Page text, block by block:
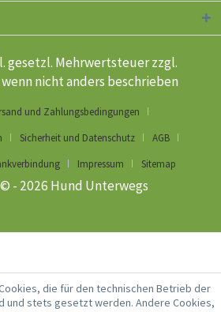
gesetzl. Mehrwertsteuer zzgl.
wenn nicht anders beschrieben
und Zahlungsbedingungen
Sicherheit und Datenschutz
AGB
Impressum Sitemap
- 2026 Hund Unterwegs
die für den technischen Betrieb der
und stets gesetzt werden. Andere Cookies,